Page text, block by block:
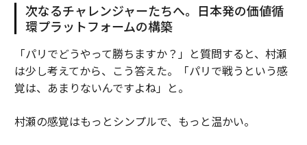
次なるチャレンジャーたちへ。日本発の価値循
環プラットフォームの構築
「パリでどうやって勝ちますか？」と質問すると、村瀬
は少し考えてから、こう答えた。「パリで戦うという感
覚は、あまりないんですよね」と。
村瀬の感覚はもっとシンプルで、もっと温かい。